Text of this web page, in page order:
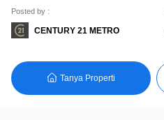
Posted by :
CENTURY 21 METRO
Tanya Properti